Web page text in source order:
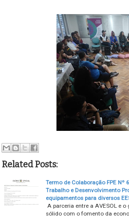
Related Posts:
Termo de Colaboração FPE Nº
Trabalho e Desenvolvimento
equipamentos para diversos
A parceria entre a AVESOL e
sólido com o fomento da